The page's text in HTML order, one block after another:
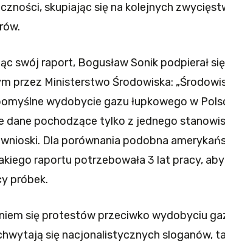
skupiając się na kolejnych
swój raport, Bogusław Sonik podpierał
przez Ministerstwo Środowiska:
wydobycie gazu łupkowego w
dane pochodzące tylko z jednego
Dla porównania podobna
raportu potrzebowała 3 lat pracy,
próbek.
się protestów przeciwko wydobyciu
się nacjonalistycznych sloganów,